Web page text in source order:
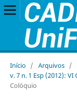
Início / Arquivos /
v. 7 n. 1 Esp (2012):
Colóquio